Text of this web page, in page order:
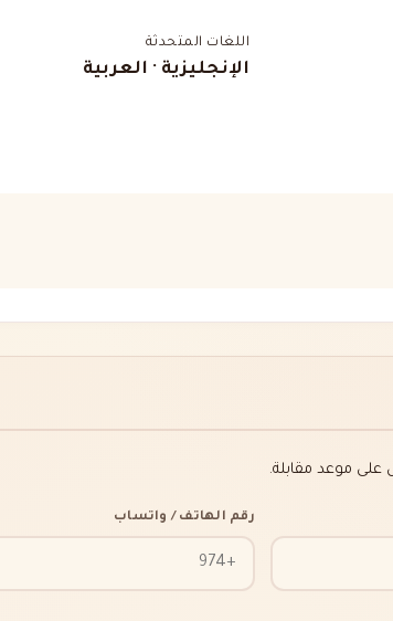
اللغات المتحدثة
الإنجليزية · العربية
على موعد مقابلة.
رقم الهاتف / واتساب